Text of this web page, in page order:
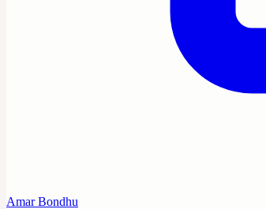
Amar Bondhu